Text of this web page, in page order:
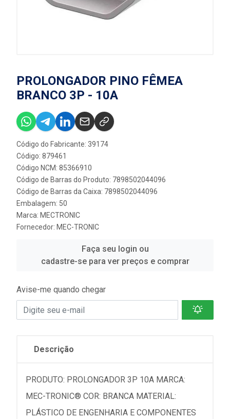
PROLONGADOR PINO FÊMEA
BRANCO 3P - 10A
Código do Fabricante: 39174
Código: 879461
Código NCM: 85366910
Código de Barras do Produto: 7898502044096
Código de Barras da Caixa: 7898502044096
Embalagem: 50
Marca: MECTRONIC
Fornecedor: MEC-TRONIC
Faça seu login ou
cadastre-se para ver preços e comprar
Avise-me quando chegar
Descrição
PRODUTO: PROLONGADOR 3P 10A MARCA:
MEC-TRONIC® COR: BRANCA MATERIAL:
PLÁSTICO DE ENGENHARIA E COMPONENTES